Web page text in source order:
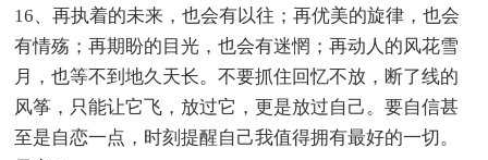
16、再执着的未来，也会有以往；再优美的旋律，也会
有情殇；再期盼的目光，也会有迷惘；再动人的风花雪
月，也等不到地久天长。不要抓住回忆不放，断了线的
风筝，只能让它飞，放过它，更是放过自己。要自信甚
至是自恋一点，时刻提醒自己我值得拥有最好的一切。